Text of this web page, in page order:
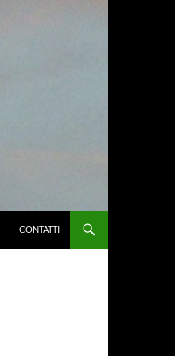
CONTATTI